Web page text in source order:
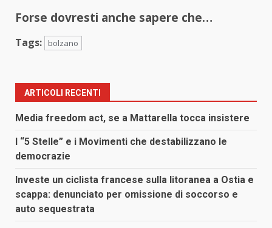
Forse dovresti anche sapere che…
Tags: bolzano
ARTICOLI RECENTI
Media freedom act, se a Mattarella tocca insistere
I “5 Stelle” e i Movimenti che destabilizzano le
democrazie
Investe un ciclista francese sulla litoranea a Ostia e
scappa: denunciato per omissione di soccorso e
auto sequestrata